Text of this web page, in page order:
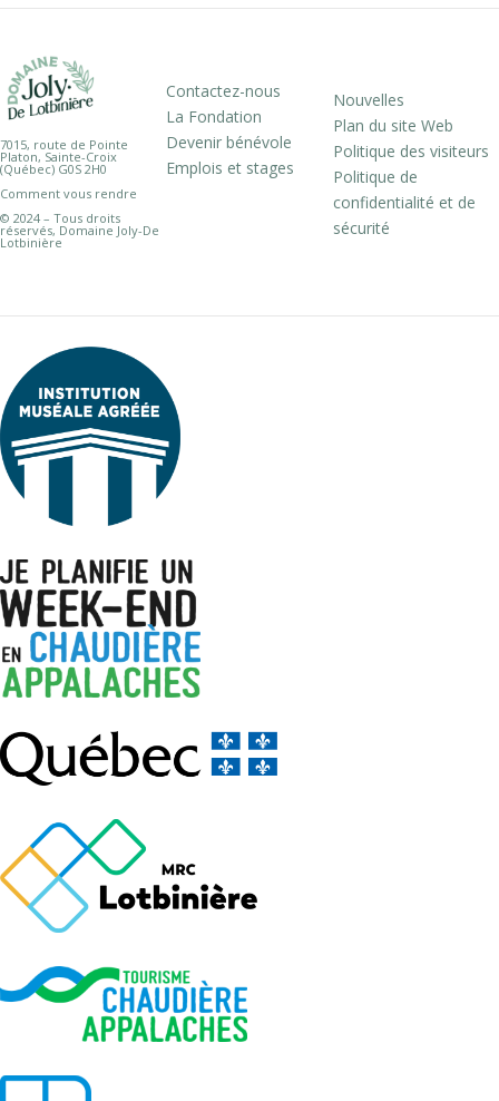
7015, route de Pointe
Platon, Sainte-Croix
(Québec) G0S 2H0
Comment vous rendre
© 2024 – Tous droits
réservés, Domaine Joly-De
Lotbinière
Contactez-nous
La Fondation
Devenir bénévole
Emplois et stages
Nouvelles
Plan du site Web
Politique des visiteurs
Politique de
confidentialité et de
sécurité